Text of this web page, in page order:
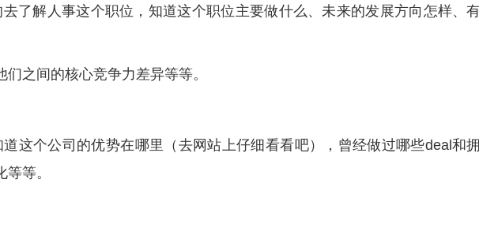
了解人事这个职位，知道这个职位主要做什么、未来的发展方向怎样、
之间的核心竞争力差异等等。
这个公司的优势在哪里（去网站上仔细看看吧），曾经做过哪些deal和拥
等。